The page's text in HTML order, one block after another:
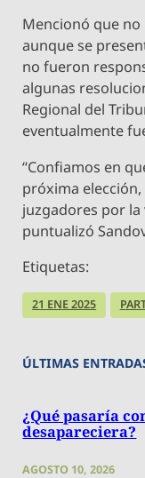
Mencionó que
aunque se
no fueron
algunas
Regional del
eventualmente
“Confiamos en
próxima
juzgadores por la
puntualizó
Etiquetas:
21 ENE 2025
ÚLTIMAS
¿Qué pasaría
desapareciera?
AGOSTO 10, 2026